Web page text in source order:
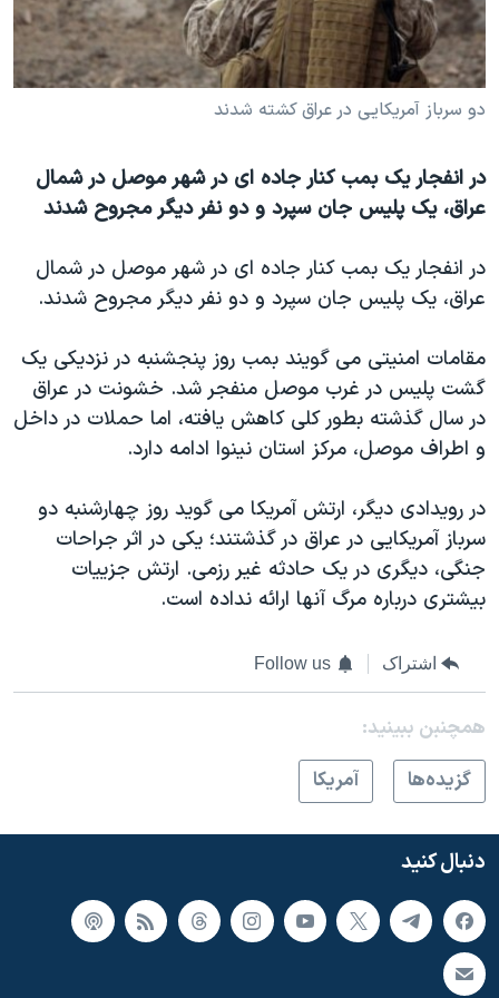
فرهنگ و زندگی
حقوق شهروندی
اقتصادی
اسرائیل در جنگ
گالری عکس
آرشیو پخش زنده
مستندها
انتخابات ریاست جمهوری آمریکا ۲۰۲۴
حمله جمهوری اسلامی به اسرائیل
ورزش زنان در ایران
اعتراضات زن، زندگی، آزادی
مجموعه مستندهای دادخواهی
تریبونال مردمی آبان ۹۸
چهل سال گروگان‌گیری
قانون شفافیت دارائی کادر رهبری ایران
اعتراضات مردمی آبان ۹۸
اسرائیل در جنگ
نرگس محمدی برنده جایزه نوبل صلح
همایش محافظه‌کاران آمریکا «سی‌پک»
سفر پرزیدنت ترامپ به چین
دنبال کنید
زبانهای مختلف
دو سرباز آمریکایی در عراق کشته شدند
در انفجار یک بمب کنار جاده ای در شهر موصل در شمال
عراق، یک پلیس جان سپرد و دو نفر دیگر مجروح شدند
در انفجار یک بمب کنار جاده ای در شهر موصل در شمال
عراق، یک پلیس جان سپرد و دو نفر دیگر مجروح شدند.
مقامات امنیتی می گویند بمب روز پنجشنبه در نزدیکی یک
گشت پلیس در غرب موصل منفجر شد. خشونت در عراق
در سال گذشته بطور کلی کاهش یافته، اما حملات در داخل
و اطراف موصل، مرکز استان نینوا ادامه دارد.
در رویدادی دیگر، ارتش آمریکا می گوید روز چهارشنبه دو
سرباز آمریکایی در عراق در گذشتند؛ یکی در اثر جراحات
جنگی، دیگری در یک حادثه غیر رزمی. ارتش جزییات
بیشتری درباره مرگ آنها ارائه نداده است.
اشتراک Follow us
همچنبن ببینید:
گزيده‌ها
آمريکا
دنبال کنید